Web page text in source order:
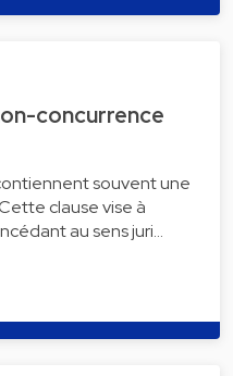
concurrence
souvent une
clause vise à
au sens juri…